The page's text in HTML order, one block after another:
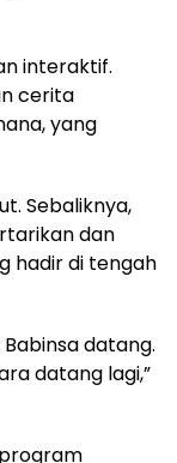
interaktif.
cerita
yang
Sebaliknya,
dan
hadir di tengah
datang.
datang lagi,”